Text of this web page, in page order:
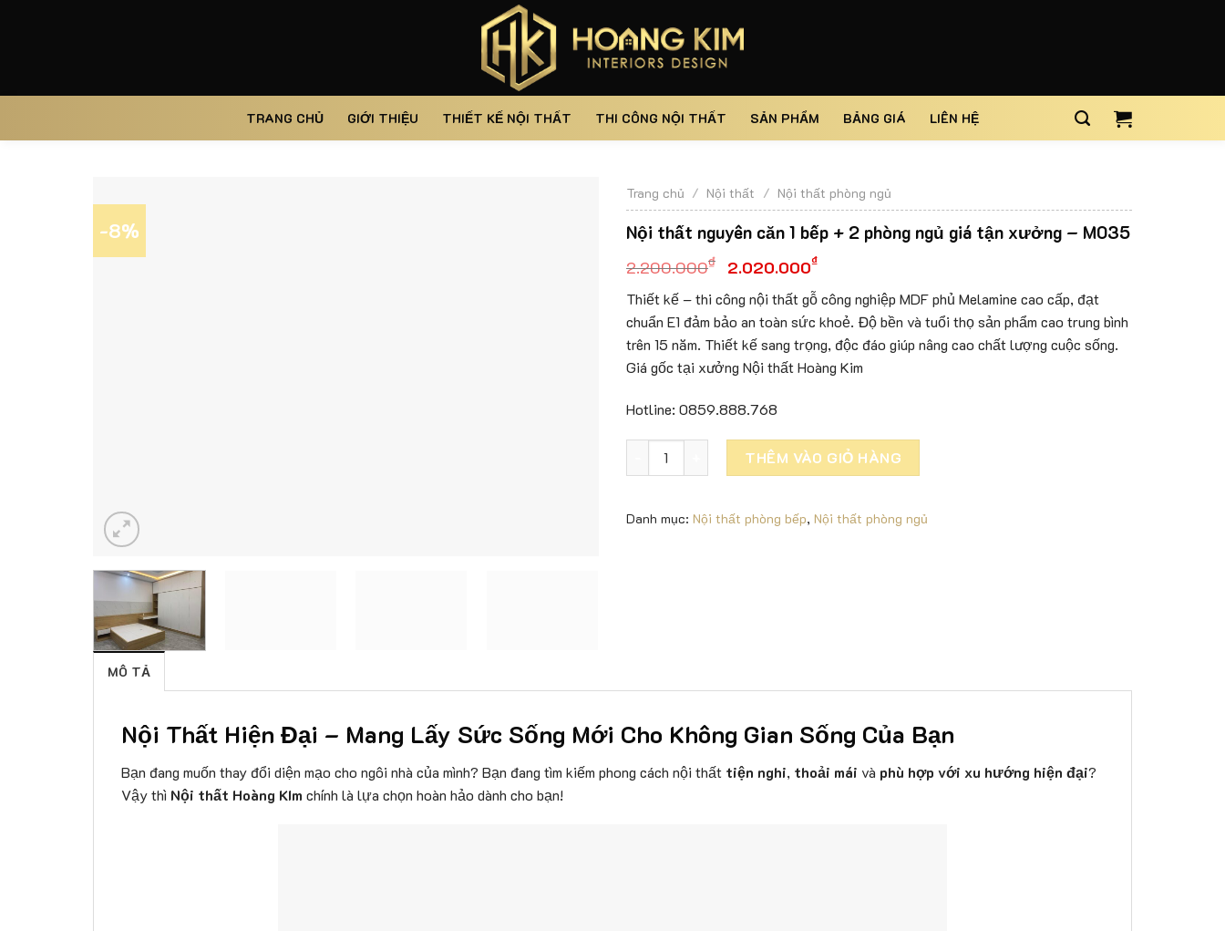
TRANG CHỦ GIỚI THIỆU THIẾT KẾ NỘI THẤT THI CÔNG NỘI THẤT SẢN PHẨM BẢNG GIÁ LIÊN HỆ
-8%
Trang chủ / Nội thất / Nội thất phòng ngủ
Nội thất nguyên căn 1 bếp + 2 phòng ngủ giá tận xưởng – M035
2.200.000₫ 2.020.000₫
Thiết kế – thi công nội thất gỗ công nghiệp MDF phủ Melamine cao cấp, đạt
chuẩn E1 đảm bảo an toàn sức khoẻ. Độ bền và tuổi thọ sản phẩm cao trung bình
trên 15 năm. Thiết kế sang trọng, độc đáo giúp nâng cao chất lượng cuộc sống.
Giá gốc tại xưởng Nội thất Hoàng Kim
Hotline: 0859.888.768
Nội thất nguyên căn 1 bếp + 2 phòng ngủ giá tận xưởng - M035 số lượng
THÊM VÀO GIỎ HÀNG
Danh mục: Nội thất phòng bếp, Nội thất phòng ngủ
MÔ TẢ
Nội Thất Hiện Đại – Mang Lấy Sức Sống Mới Cho Không Gian Sống Của Bạn
Bạn đang muốn thay đổi diện mạo cho ngôi nhà của mình? Bạn đang tìm kiếm phong cách nội thất tiện nghi, thoải mái và phù hợp với xu hướng hiện đại?
Vậy thì Nội thất Hoàng KIm chính là lựa chọn hoàn hảo dành cho bạn!